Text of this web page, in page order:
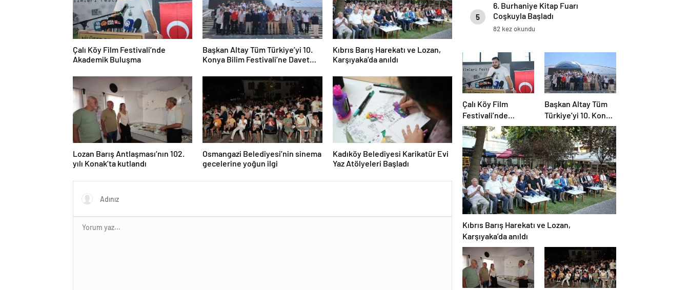
Çalı Köy Film Festivali’nde
Akademik Buluşma
Başkan Altay Tüm Türkiye’yi 10.
Konya Bilim Festivali’ne Davet
Kıbrıs Barış Harekatı ve Lozan,
Karşıyaka’da anıldı
Lozan Barış Antlaşması’nın 102.
yılı Konak’ta kutlandı
Osmangazi Belediyesi’nin sinema
gecelerine yoğun ilgi
Kadıköy Belediyesi Karikatür Evi
Yaz Atölyeleri Başladı
5
6. Burhaniye Kitap Fuarı
Coşkuyla Başladı
82 kez okundu
Çalı Köy Film
Festivali’nde
Akademik Buluşma
Başkan Altay Tüm
Türkiye’yi 10. Konya
Bilim Festivali’ne
Davet Etti
Kıbrıs Barış Harekatı ve Lozan,
Karşıyaka’da anıldı